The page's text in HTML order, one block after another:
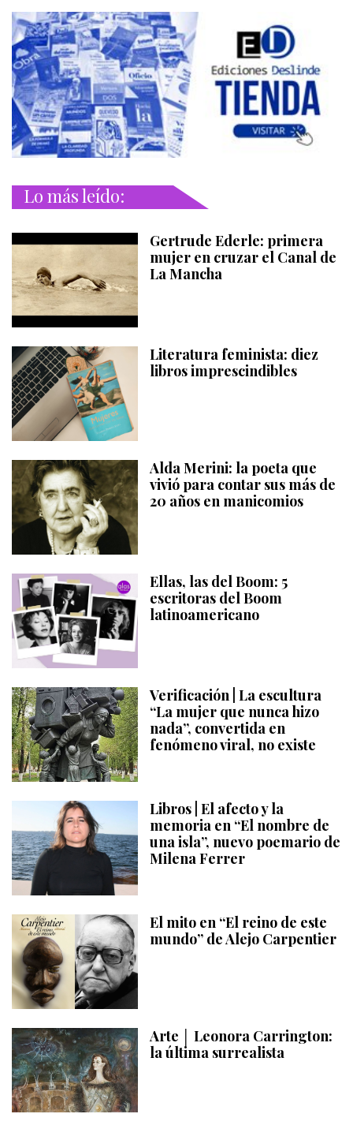
Lo más leído:
Gertrude Ederle: primera
mujer en cruzar el Canal de
La Mancha
Literatura feminista: diez
libros imprescindibles
Alda Merini: la poeta que
vivió para contar sus más de
20 años en manicomios
Ellas, las del Boom: 5
escritoras del Boom
latinoamericano
Verificación | La escultura
“La mujer que nunca hizo
nada”, convertida en
fenómeno viral, no existe
Libros | El afecto y la
memoria en “El nombre de
una isla”, nuevo poemario de
Milena Ferrer
El mito en “El reino de este
mundo” de Alejo Carpentier
Arte │ Leonora Carrington:
la última surrealista